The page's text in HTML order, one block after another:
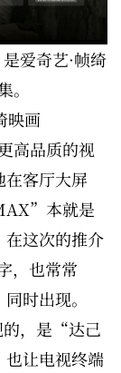
爱奇艺·帧绮
映画
高品质的视
客厅大屏
本就是
在这次的推介
，也常常
时出现。
的，是“达己
让电视终端